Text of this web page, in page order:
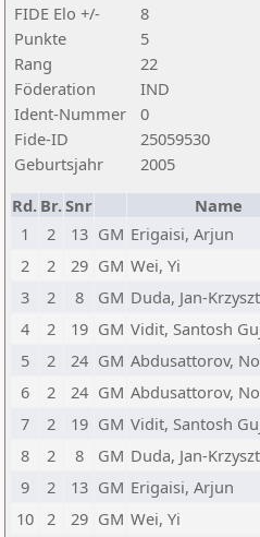
FIDE Elo +/-
8
Punkte
5
Rang
22
Föderation
IND
Ident-Nummer
0
Fide-ID
25059530
Geburtsjahr
2005
Rd. Br.Snr Name
1
2 13 GM Erigaisi, Arjun
2
2 29 GM Wei, Yi
3
2 8 GM Duda, Jan-
4
2 19 GM Vidit, Santosh
5
2 24 GM Abdusattorov,
6
2 24 GM Abdusattorov,
7
2 19 GM Vidit, Santosh
8
2 8 GM Duda, Jan-
9
2 13 GM Erigaisi, Arjun
10
2 29 GM Wei, Yi